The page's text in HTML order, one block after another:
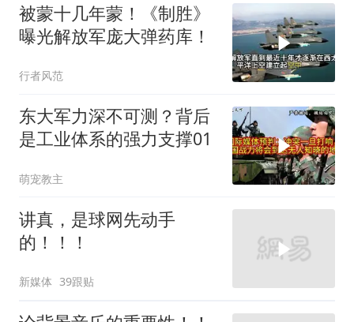
被蒙十几年蒙！《制胜》
曝光解放军庞大弹药库！
行者风范
东大军力深不可测？背后
是工业体系的强力支撑01
萌宠教主
讲真，是球网先动手
的！！！
新媒体 39跟贴